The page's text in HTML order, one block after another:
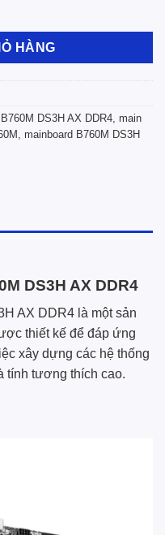
DDR4 số lượng
HÀNG
DS3H AX DDR4, main
, mainboard B760M DS3H
DS3H AX DDR4
AX DDR4 là một sản
thiết kế để đáp ứng
xây dựng các hệ thống
tính tương thích cao.